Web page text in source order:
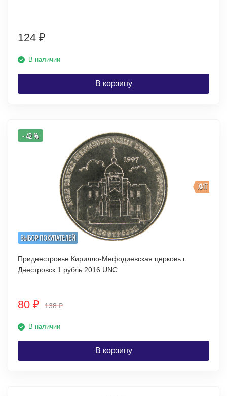
124 ₽
В наличии
В корзину
ВЫБОР ПОКУПАТЕЛЕЙ
ХИТ
- 42 %
Приднестровье Кирилло-Мефодиевская церковь г.
Днестровск 1 рубль 2016 UNC
80 ₽ 138₽
В наличии
В корзину